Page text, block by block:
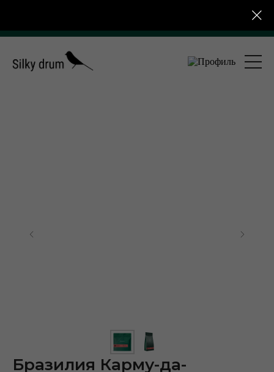
доставка по России от 4 000 ₽ для розничных
Бразилия Карму-да-